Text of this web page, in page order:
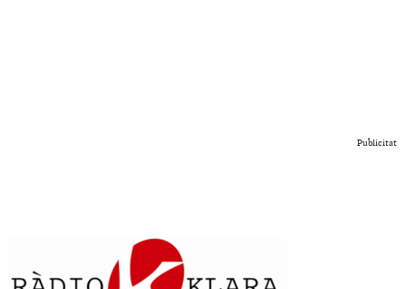
Publicitat